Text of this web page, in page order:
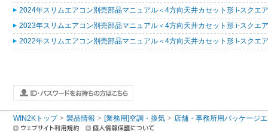
2024年スリムエアコン別売部品マニュアル＜4方向天井カセット形 i-スクエ
2023年スリムエアコン別売部品マニュアル＜4方向天井カセット形 i-スクエ
2022年スリムエアコン別売部品マニュアル＜4方向天井カセット形 i-スクエ
WIN2Kトップ 製品情報 [業務用]空調・換気 店舗・事務所用パッケージ